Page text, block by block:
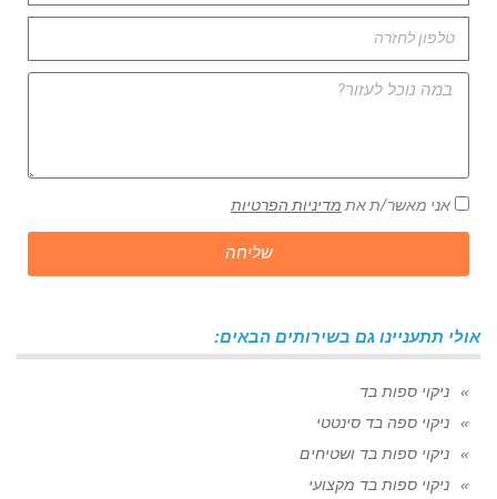
אני מאשר/ת את מדיניות הפרטיות
שליחה
אולי תתעניינו גם בשירותים הבאים:
ניקוי ספות בד
ניקוי ספה בד סינטטי
ניקוי ספות בד ושטיחים
ניקוי ספות בד מקצועי